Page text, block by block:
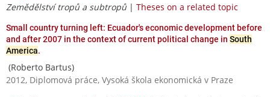
Zemědělství tropů a subtropů | Theses on a related topic
Small country turning left: Ecuador's economic development before
and after 2007 in the context of current political change in South
America.
(Roberto Bartus)
2012, Diplomová práce, Vysoká škola ekonomická v Praze